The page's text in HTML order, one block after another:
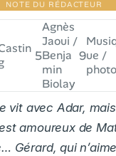
5
Agnès
Jaoui /
Benja
min
Biolay
9ue /
photo
NOTE DU RÉDACTEUR
vit avec Adar,
amoureux de
Gérard, qui